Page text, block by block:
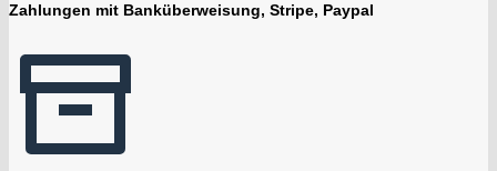
Zahlungen mit Banküberweisung, Stripe, Paypal